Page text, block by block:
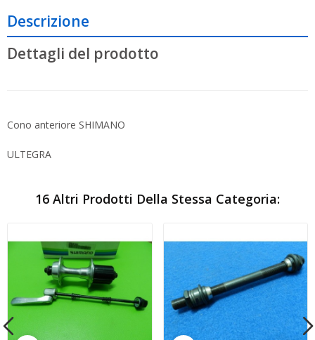
Descrizione
Dettagli del prodotto
Cono anteriore SHIMANO
ULTEGRA
16 Altri Prodotti Della Stessa Categoria: